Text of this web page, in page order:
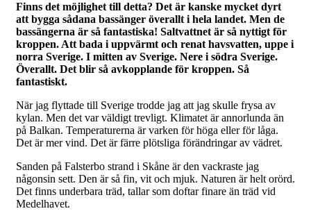
Finns det möjlighet till detta? Det är kanske mycket dyrt
att bygga sådana bassänger överallt i hela landet. Men de
bassängerna är så fantastiska! Saltvattnet är så nyttigt för
kroppen. Att bada i uppvärmt och renat havsvatten, uppe i
norra Sverige. I mitten av Sverige. Nere i södra Sverige.
Överallt. Det blir så avkopplande för kroppen. Så
fantastiskt.
När jag flyttade till Sverige trodde jag att jag skulle frysa av
kylan. Men det var väldigt trevligt. Klimatet är annorlunda än
på Balkan. Temperaturerna är varken för höga eller för låga.
Det är mer vind. Det är färre plötsliga förändringar av vädret.
Sanden på Falsterbo strand i Skåne är den vackraste jag
någonsin sett. Den är så fin, vit och mjuk. Naturen är helt orörd.
Det finns underbara träd, tallar som doftar finare än träd vid
Medelhavet.